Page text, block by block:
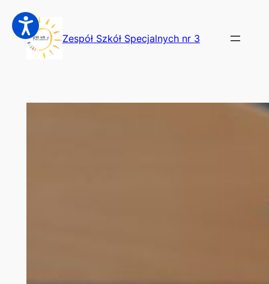
Przejdź
do
treści
Zespół Szkół Specjalnych nr 3